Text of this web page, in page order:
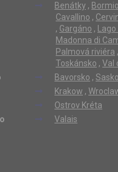
Benátky ,
Cavallino ,
, Gargáno ,
Madonna di
Palmová riviéra ,
Toskánsko , Val
Bavorsko , Sasko
Krakow ,
Ostrov Kréta
Valais